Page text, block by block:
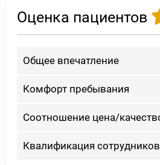
Оценка пациентов
Общее впечатление
Комфорт пребывания
Соотношение цена/
Квалификация сотрудников